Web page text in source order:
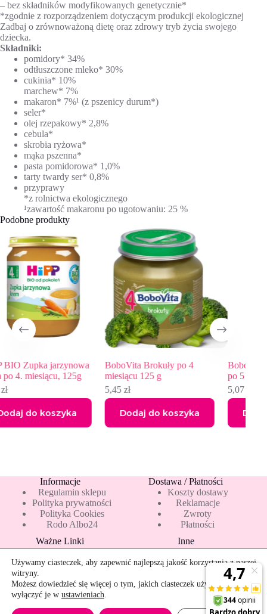
– bez składników modyfikowanych genetycznie*
*zgodnie z rozporządzeniem dotyczącym produkcji ekologicznej
Zadbaj o zrównoważoną dietę oraz zdrowy tryb życia swojego
dziecka.
Składniki:
pomidory* 34%
odtłuszczone mleko* 30%
cukinia* 10%
marchew* 7%
makaron* 7%¹ (z pszenicy durum*)
seler*
olej rzepakowy* 2,8%
cebula*
skrobia ryżowa*
mąka pszenna*
pasta pomidorowa* 1,0%
tarty twardy ser* 0,8%
przyprawy
*z rolnictwa ekologicznego
¹zawartość makaronu po ugotowaniu: 25 %
Podobne produkty
BoboVita Brokuły po 4
miesiącu 125 g
Dodaj do koszyka
BoboVita Warzywa z
po 5 miesiącu 125 g
Dodaj do koszyka
Informacje
Regulamin sklepu
Polityka prywatności
Polityka Cookies
Rodo Albo24
Dostawa / Płatności
Koszty dostawy
Reklamacje
Zwroty
Płatności
Ważne Linki
Blog
Nowości
Bestsellery
Inne
Pakiety 10 mleka
Mapa strony
Rekomendowane
Kontakt
Szybkie zwroty
Używamy ciasteczek, aby zapewnić najlepszą jakość korzystania z naszej
witryny.
Możesz dowiedzieć się więcej o tym, jakich ciasteczek używamy, lub
wyłączyć je w ustawieniach.